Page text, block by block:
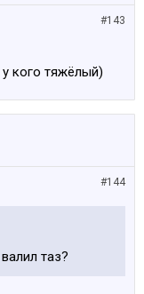
#143
у кого тяжёлый)
#144
таз?